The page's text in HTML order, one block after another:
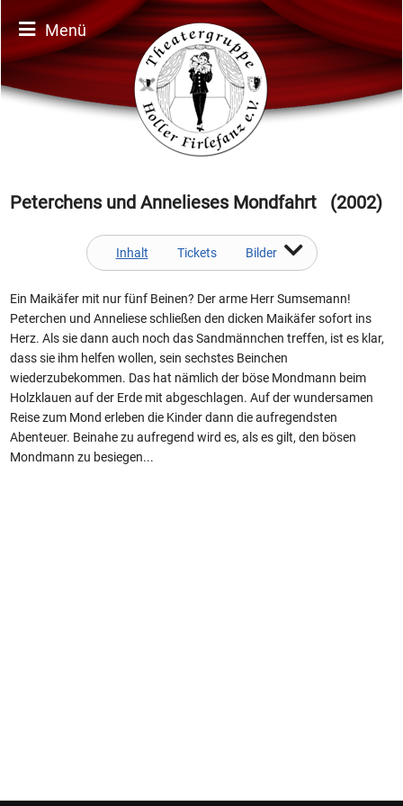
Menü
Peterchens und Annelieses Mondfahrt (2002)
Inhalt Tickets Bilder
Ein Maikäfer mit nur fünf Beinen? Der arme Herr Sumsemann!
Peterchen und Anneliese schließen den dicken Maikäfer sofort ins
Herz. Als sie dann auch noch das Sandmännchen treffen, ist es klar,
dass sie ihm helfen wollen, sein sechstes Beinchen
wiederzubekommen. Das hat nämlich der böse Mondmann beim
Holzklauen auf der Erde mit abgeschlagen. Auf der wundersamen
Reise zum Mond erleben die Kinder dann die aufregendsten
Abenteuer. Beinahe zu aufregend wird es, als es gilt, den bösen
Mondmann zu besiegen...